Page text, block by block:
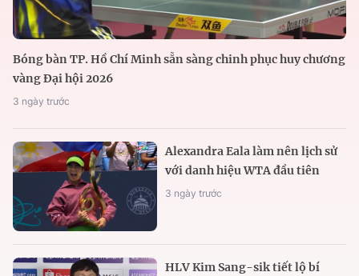
Bóng bàn TP. Hồ Chí Minh sẵn sàng chinh phục huy chương
vàng Đại hội 2026
3 ngày trước
Alexandra Eala làm nên lịch sử
với danh hiệu WTA đầu tiên
3 ngày trước
HLV Kim Sang-sik tiết lộ bí